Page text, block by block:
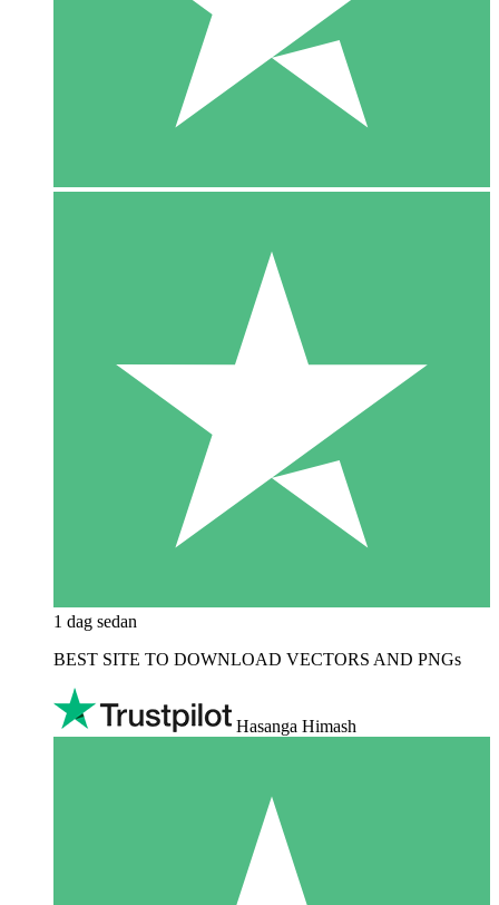
1 dag sedan
BEST SITE TO DOWNLOAD VECTORS AND PNGs
Hasanga Himash